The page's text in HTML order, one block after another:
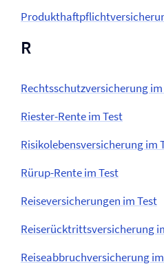
R
Rechtsschutz­versicherung im
Riester-Rente im Test
Risikolebens­versicherung im
Rürup-Rente im Test
Reise­versicherungen im Test
Reiserücktritts­versicherung
Reiseabbruch­versicherung